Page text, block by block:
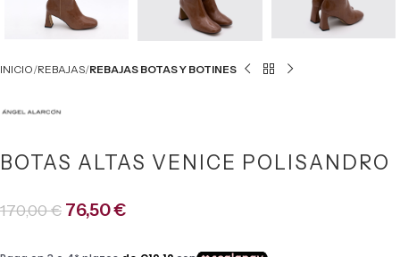
INICIO REBAJAS REBAJAS BOTAS Y BOTINES
BOTAS ALTAS VENICE POLISANDRO
170,00€ 76,50€